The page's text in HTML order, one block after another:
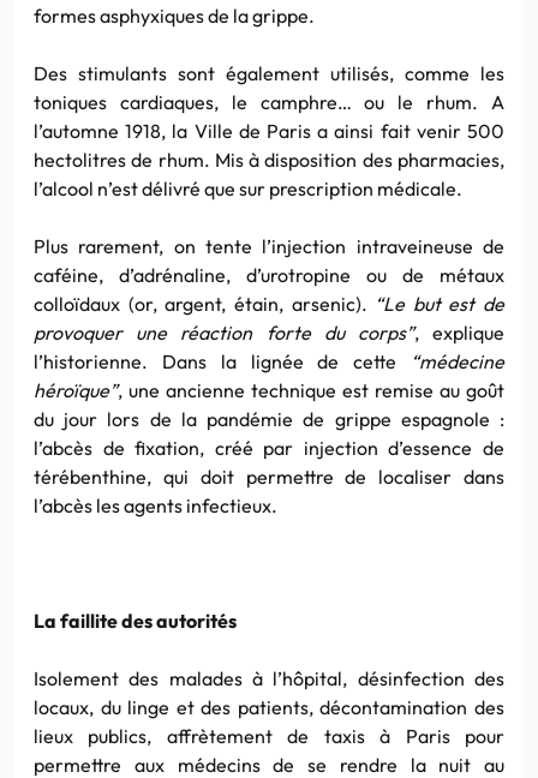
formes asphyxiques de la grippe.
Des stimulants sont également utilisés, comme les
toniques cardiaques, le camphre… ou le rhum. A
l’automne 1918, la Ville de Paris a ainsi fait venir 500
hectolitres de rhum. Mis à disposition des pharmacies,
l’alcool n’est délivré que sur prescription médicale.
Plus rarement, on tente l’injection intraveineuse de
caféine, d’adrénaline, d’urotropine ou de métaux
colloïdaux (or, argent, étain, arsenic). “Le but est de
provoquer une réaction forte du corps”, explique
l’historienne. Dans la lignée de cette
“médecine
héroïque”, une ancienne technique est remise au goût
du jour lors de la pandémie de grippe espagnole :
l’abcès de fixation, créé par injection d’essence de
térébenthine, qui doit permettre de localiser dans
l’abcès les agents infectieux.
La faillite des autorités
Isolement des malades à l’hôpital, désinfection des
locaux, du linge et des patients, décontamination des
lieux publics, affrètement de taxis à Paris pour
permettre aux médecins de se rendre la nuit au